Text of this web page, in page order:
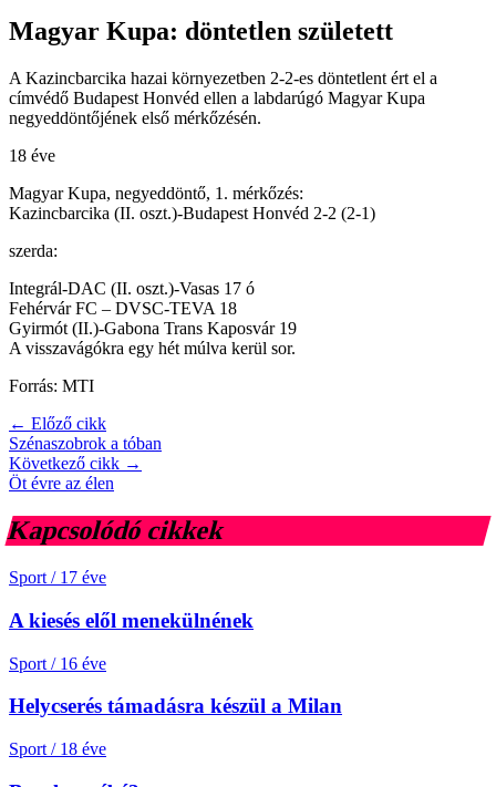
Magyar Kupa: döntetlen született
A Kazincbarcika hazai környezetben 2-2-es döntetlent ért el a
címvédő Budapest Honvéd ellen a labdarúgó Magyar Kupa
negyeddöntőjének első mérkőzésén.
18 éve
Magyar Kupa, negyeddöntő, 1. mérkőzés:
Kazincbarcika (II. oszt.)-Budapest Honvéd 2-2 (2-1)
szerda:
Integrál-DAC (II. oszt.)-Vasas 17 ó
Fehérvár FC – DVSC-TEVA 18
Gyirmót (II.)-Gabona Trans Kaposvár 19
A visszavágókra egy hét múlva kerül sor.
Forrás: MTI
← Előző cikk
Szénaszobrok a tóban
Következő cikk →
Öt évre az élen
Kapcsolódó cikkek
Sport / 17 éve
A kiesés elől menekülnének
Sport / 16 éve
Helycserés támadásra készül a Milan
Sport / 18 éve